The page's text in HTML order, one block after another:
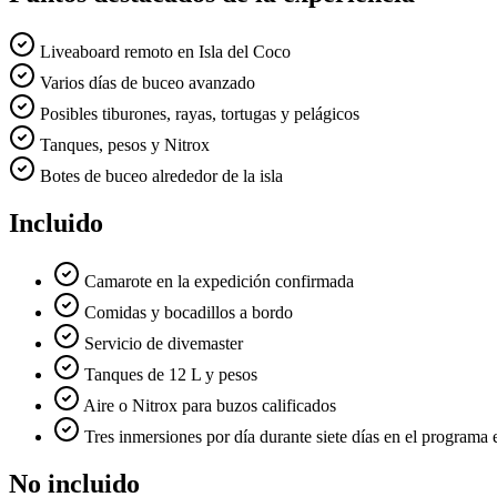
Liveaboard remoto en Isla del Coco
Varios días de buceo avanzado
Posibles tiburones, rayas, tortugas y pelágicos
Tanques, pesos y Nitrox
Botes de buceo alrededor de la isla
Incluido
Camarote en la expedición confirmada
Comidas y bocadillos a bordo
Servicio de divemaster
Tanques de 12 L y pesos
Aire o Nitrox para buzos calificados
Tres inmersiones por día durante siete días en el programa
No incluido